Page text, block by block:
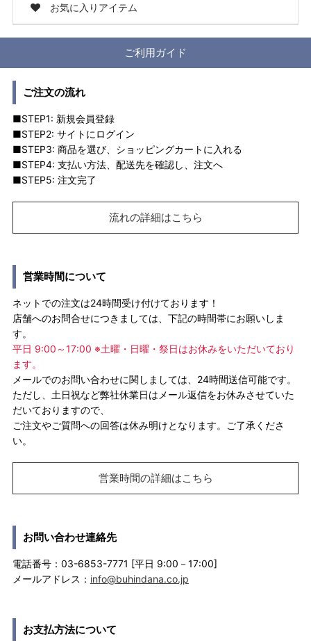
お気に入りアイテム
ご利用ガイド
ご注文の流れ
■STEP1: 新規会員登録
■STEP2: サイトにログイン
■STEP3: 商品を選び、ショッピングカートに入れる
■STEP4: 支払い方法、配送先を確認し、注文へ
■STEP5: 注文完了
流れの詳細はこちら
営業時間について
ネットでの注文は24時間受け付けております！
店舗へのお問合せにつきましては、下記の時間帯にお願いしま
す。
平日 9:00～17:00 ※土曜・日曜・祭日はお休みをいただいており
ます。
メールでのお問い合わせに関しましては、24時間送信可能です。
ただし、土日祝など弊社休業日はメール返信をお休みさせていた
だいておりますので、
ご注文やご質問への回答は休み明けとなります。ご了承くださ
い。
営業時間の詳細はこちら
お問い合わせ連絡先
電話番号：03-6853-7771 [平日 9:00－17:00]
メールアドレス： info@buhindana.co.jp
お支払方法について